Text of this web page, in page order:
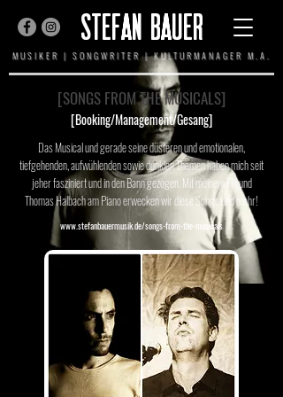
MUSIKER | SONGWRITER | KULTURMANAGER M.A.
STEFAN BAUER
[SONGS FROM THE MUSICALS]
[Booking/Management/Gesang]
Das Musical und gerade seine düsteren und emotionalen,
tiefgehenden, aufwühlenden sowie dunklen Themen haben mich seit
jeher fasziniert und in den Bann gezogen. Mit meinem Freund
Thomas Halbach am Piano erwecken wir diese Songs und mehr!
www.stefanbauermusik.de/songs-from-the-musicals